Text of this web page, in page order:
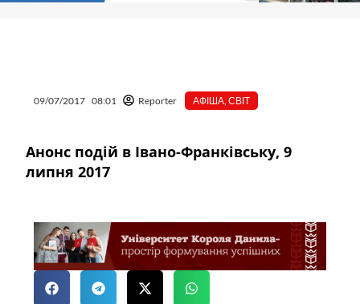
09/07/2017 08:01 Reporter АФІША ,СВІТ
Анонс подій в Івано-Франківську, 9
липня 2017